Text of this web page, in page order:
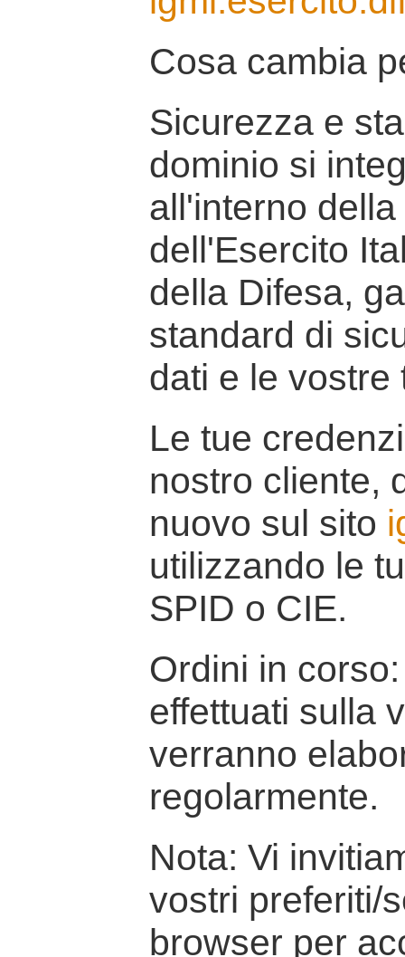
Cosa cambia
Sicurezza e
dominio si
all'interno
dell'Esercito
della Difesa,
standard di
dati e le vostre
Le tue
nostro cliente,
nuovo sul sito
utilizzando le
SPID o CIE.
Ordini in
effettuati sulla
verranno
regolarmente.
Nota: Vi
vostri preferiti/
browser per